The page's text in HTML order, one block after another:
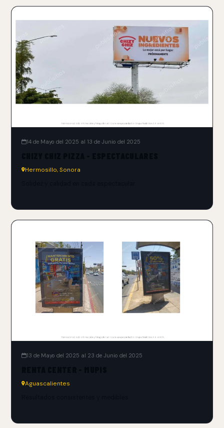
14 de Mayo del 2025 al 13 de Junio del 2025
Hermosillo, Sonora
13 de Mayo del 2025 al 23 de Junio del 2025
Aguascalientes